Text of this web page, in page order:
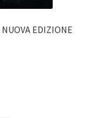
EDIZIONE